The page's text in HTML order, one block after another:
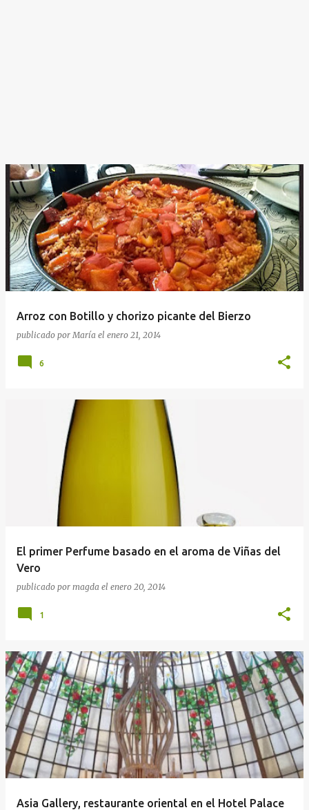
Arroz con Botillo y chorizo picante del Bierzo
publicado por María el enero 21, 2014
6
El primer Perfume basado en el aroma de Viñas del
Vero
publicado por magda el enero 20, 2014
1
Asia Gallery, restaurante oriental en el Hotel Palace